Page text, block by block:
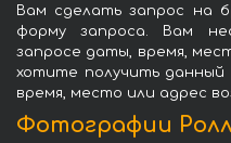
Вам сделать запрос на
форму запроса. Вам
запросе даты, время,
хотите получить
время, место или адрес
Фотографии